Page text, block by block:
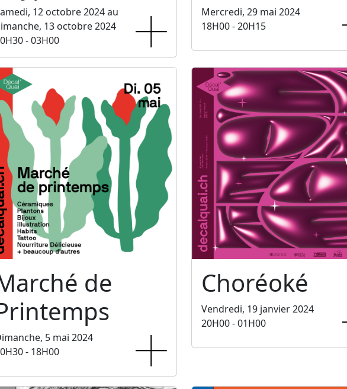
12 octobre 2024 au
13 octobre 2024
- 03H00
Mercredi, 29 mai 2024
18H00 - 20H15
de
5 mai 2024
- 18H00
Choréoké
Vendredi, 19 janvier 2024
20H00 - 01H00